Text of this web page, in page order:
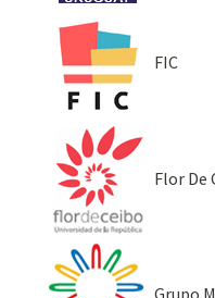
FIC
Flor De